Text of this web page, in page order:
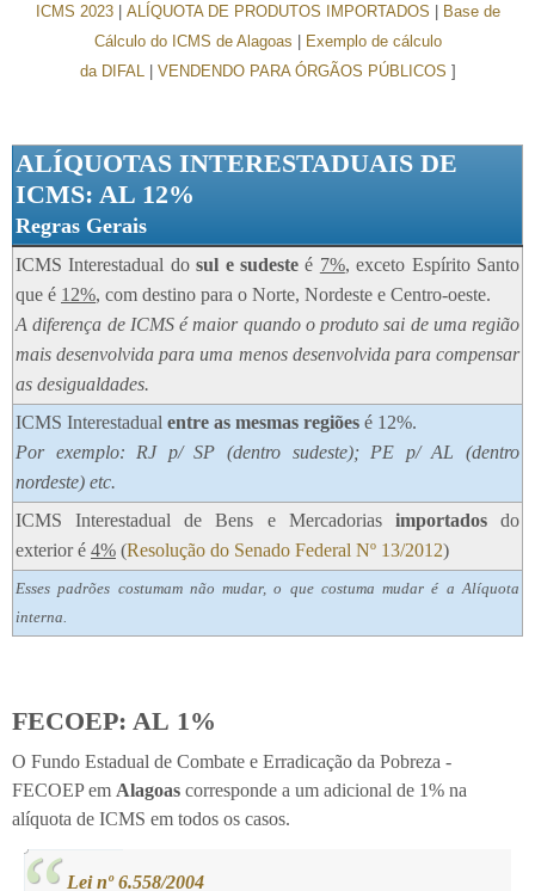
ICMS 2023| ALÍQUOTA DE PRODUTOS IMPORTADOS
Base de
Cálculo do ICMS de Alagoas
Exemplo de cálculo
da DIFAL
VENDENDO PARA ÓRGÃOS PÚBLICOS ]
ALÍQUOTAS INTERESTADUAIS DE
ICMS: AL 12%
Regras Gerais
ICMS Interestadual dosul e sudeste é 7%, exceto Espírito Santo
que é 12%, com destino para o Norte, Nordeste e Centro-oeste.
A diferença de ICMS é maior quando o produto sai de uma região
mais desenvolvida para uma menos desenvolvida para compensar
as desigualdades.
ICMS Interestadual entre as mesmas regiões é 12%.
Por exemplo: RJ p/ SP (dentro sudeste); PE p/ AL (dentro
nordeste) etc.
ICMS Interestadual de Bens e Mercadorias importadosdo
exterior é 4% (Resolução do Senado Federal Nº 13/2012)
Esses padrões costumam não mudar, o que costuma mudar é a Alíquota
interna.
FECOEP: AL 1%
O Fundo Estadual de Combate e Erradicação da Pobreza -
FECOEP em Alagoas corresponde a um adicional de 1% na
alíquota de ICMS em todos os casos.
Lei nº 6.558/2004